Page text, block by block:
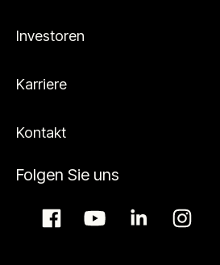
Investoren
Karriere
Kontakt
Folgen Sie uns